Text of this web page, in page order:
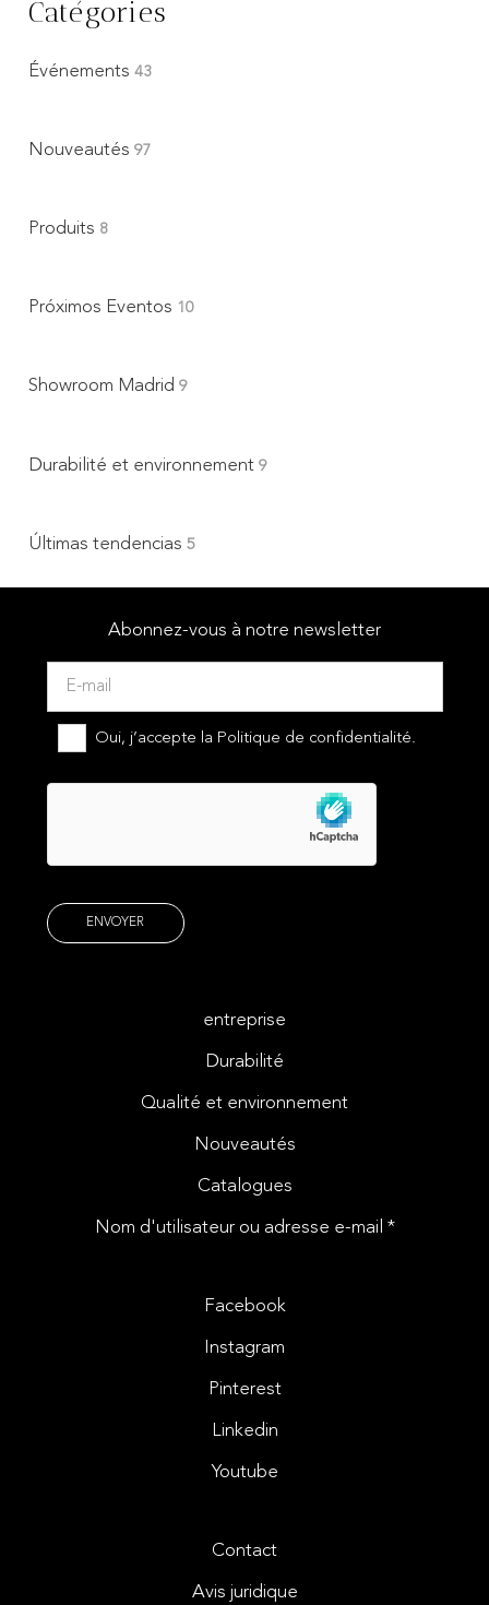
Catégories
Événements 43
Nouveautés 97
Produits 8
Próximos Eventos 10
Showroom Madrid 9
Durabilité et environnement 9
Últimas tendencias 5
Abonnez-vous à notre newsletter
Oui, j’accepte la Politique de confidentialité.
entreprise
Durabilité
Qualité et environnement
Nouveautés
Catalogues
Nom d'utilisateur ou adresse e-mail *
Facebook
Instagram
Pinterest
Linkedin
Youtube
Contact
Avis juridique